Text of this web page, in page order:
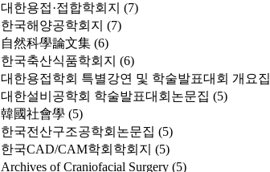
대한용접·접합학회지 (7)
한국해양공학회지 (7)
自然科學論文集 (6)
한국축산식품학회지 (6)
대한용접학회 특별강연 및 학술발표대회 개요집
대한설비공학회 학술발표대회논문집 (5)
韓國社會學 (5)
한국전산구조공학회논문집 (5)
한국CAD/CAM학회학회지 (5)
Archives of Craniofacial Surgery (5)